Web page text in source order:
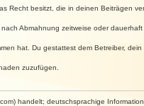
Recht besitzt, die in deinen Beiträgen
Abmahnung zeitweise oder
hat. Du gestattest dem Betreiber, dein
zuzufügen.
handelt; deutschsprachige